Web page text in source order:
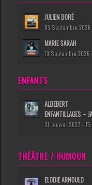
JULIEN DORÉ
05 Septembre 2026
MARIE SARAH
10 Septembre 2026
ENFANTS
ALDEBERT
ENFANTILLAGES –
31 Janvier 2027 -
THÉÂTRE / HUMOUR
ELODIE ARNOULD